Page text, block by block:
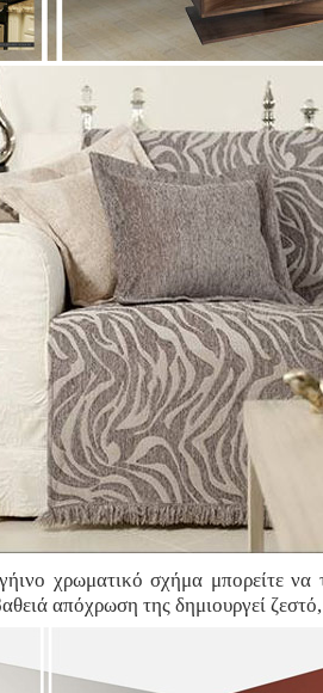
χρωματικό σχήμα μπορείτε
απόχρωση της δημιουργεί